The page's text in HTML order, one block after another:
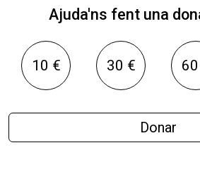
Ajuda'ns fent una
10 € 30 €
Donar